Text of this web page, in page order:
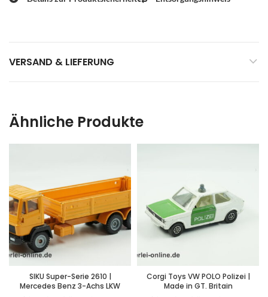
VERSAND & LIEFERUNG
Ähnliche Produkte
SIKU Super-Serie 2610 |
Mercedes Benz 3-Achs LKW
Corgi Toys VW POLO Polizei |
Made in GT. Britain